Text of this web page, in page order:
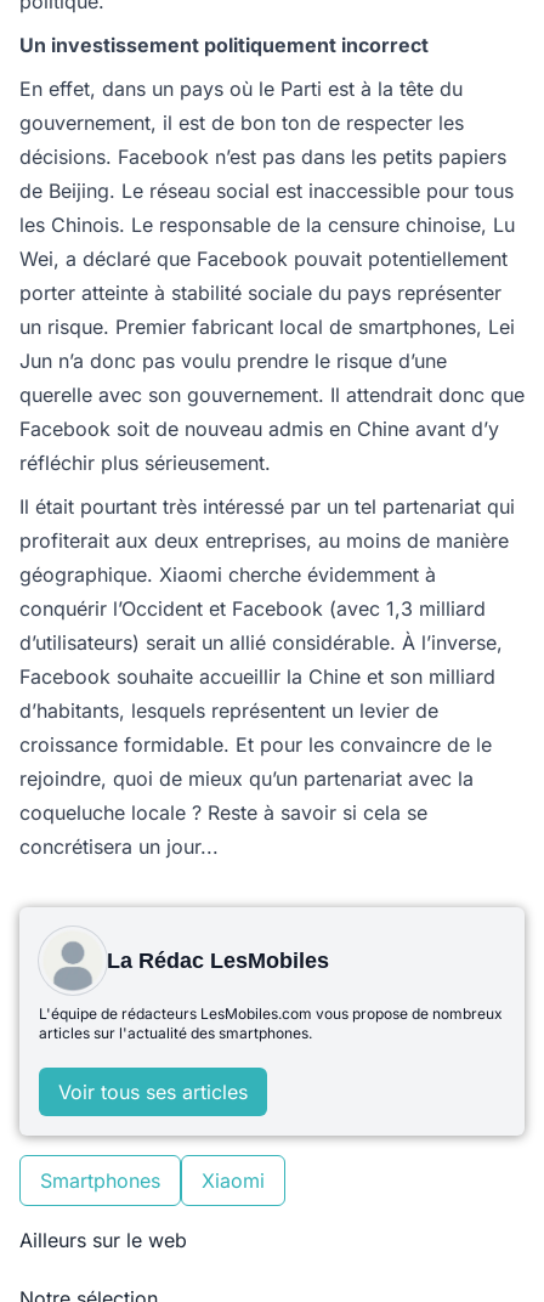
Un investissement politiquement incorrect
En effet, dans un pays où le Parti est à la tête du
gouvernement, il est de bon ton de respecter les
décisions. Facebook n’est pas dans les petits papiers
de Beijing. Le réseau social est inaccessible pour tous
les Chinois. Le responsable de la censure chinoise, Lu
Wei, a déclaré que Facebook pouvait potentiellement
porter atteinte à stabilité sociale du pays représenter
un risque. Premier fabricant local de smartphones, Lei
Jun n’a donc pas voulu prendre le risque d’une
querelle avec son gouvernement. Il attendrait donc que
Facebook soit de nouveau admis en Chine avant d’y
réfléchir plus sérieusement.
Il était pourtant très intéressé par un tel partenariat qui
profiterait aux deux entreprises, au moins de manière
géographique. Xiaomi cherche évidemment à
conquérir l’Occident et Facebook (avec 1,3 milliard
d’utilisateurs) serait un allié considérable. À l’inverse,
Facebook souhaite accueillir la Chine et son milliard
d’habitants, lesquels représentent un levier de
croissance formidable. Et pour les convaincre de le
rejoindre, quoi de mieux qu’un partenariat avec la
coqueluche locale ? Reste à savoir si cela se
concrétisera un jour...
La Rédac LesMobiles
L'équipe de rédacteurs LesMobiles.com vous propose de nombreux
articles sur l'actualité des smartphones.
Voir tous ses articles
Smartphones Xiaomi
Ailleurs sur le web